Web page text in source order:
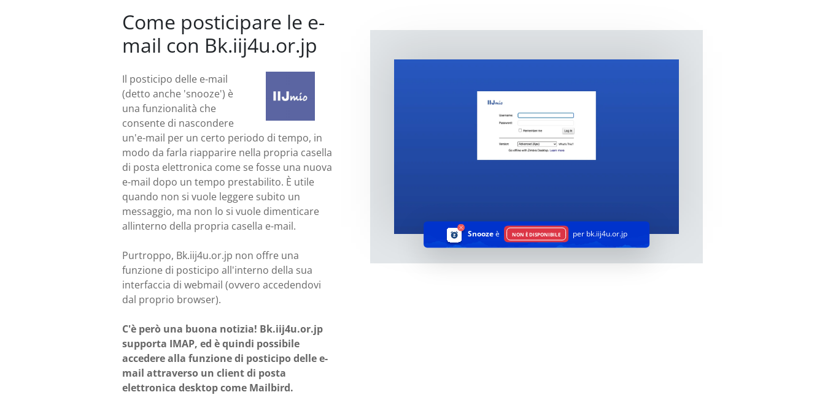
Come posticipare le e-
mail con Bk.iij4u.or.jp
Il posticipo delle e-mail
(detto anche 'snooze') è
una funzionalità che
consente di nascondere
un'e-mail per un certo periodo di tempo, in
modo da farla riapparire nella propria casella
di posta elettronica come se fosse una nuova
e-mail dopo un tempo prestabilito. È utile
quando non si vuole leggere subito un
messaggio, ma non lo si vuole dimenticare
allinterno della propria casella e-mail.
Purtroppo, Bk.iij4u.or.jp non offre una
funzione di posticipo all'interno della sua
interfaccia di webmail (ovvero accedendovi
dal proprio browser).
C'è però una buona notizia! Bk.iij4u.or.jp
supporta IMAP, ed è quindi possibile
accedere alla funzione di posticipo delle e-
mail attraverso un client di posta
elettronica desktop come Mailbird.
Snoozeè NON È DISPONIBILE per bk.iij4u.or.jp